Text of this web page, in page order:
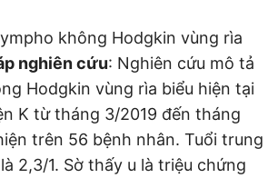
không Hodgkin vùng rìa
nghiên cứu: Nghiên cứu mô tả
Hodgkin vùng rìa biểu hiện tại
K từ tháng 3/2019 đến tháng
trên 56 bệnh nhân. Tuổi trung
2,3/1. Sờ thấy u là triệu chứng